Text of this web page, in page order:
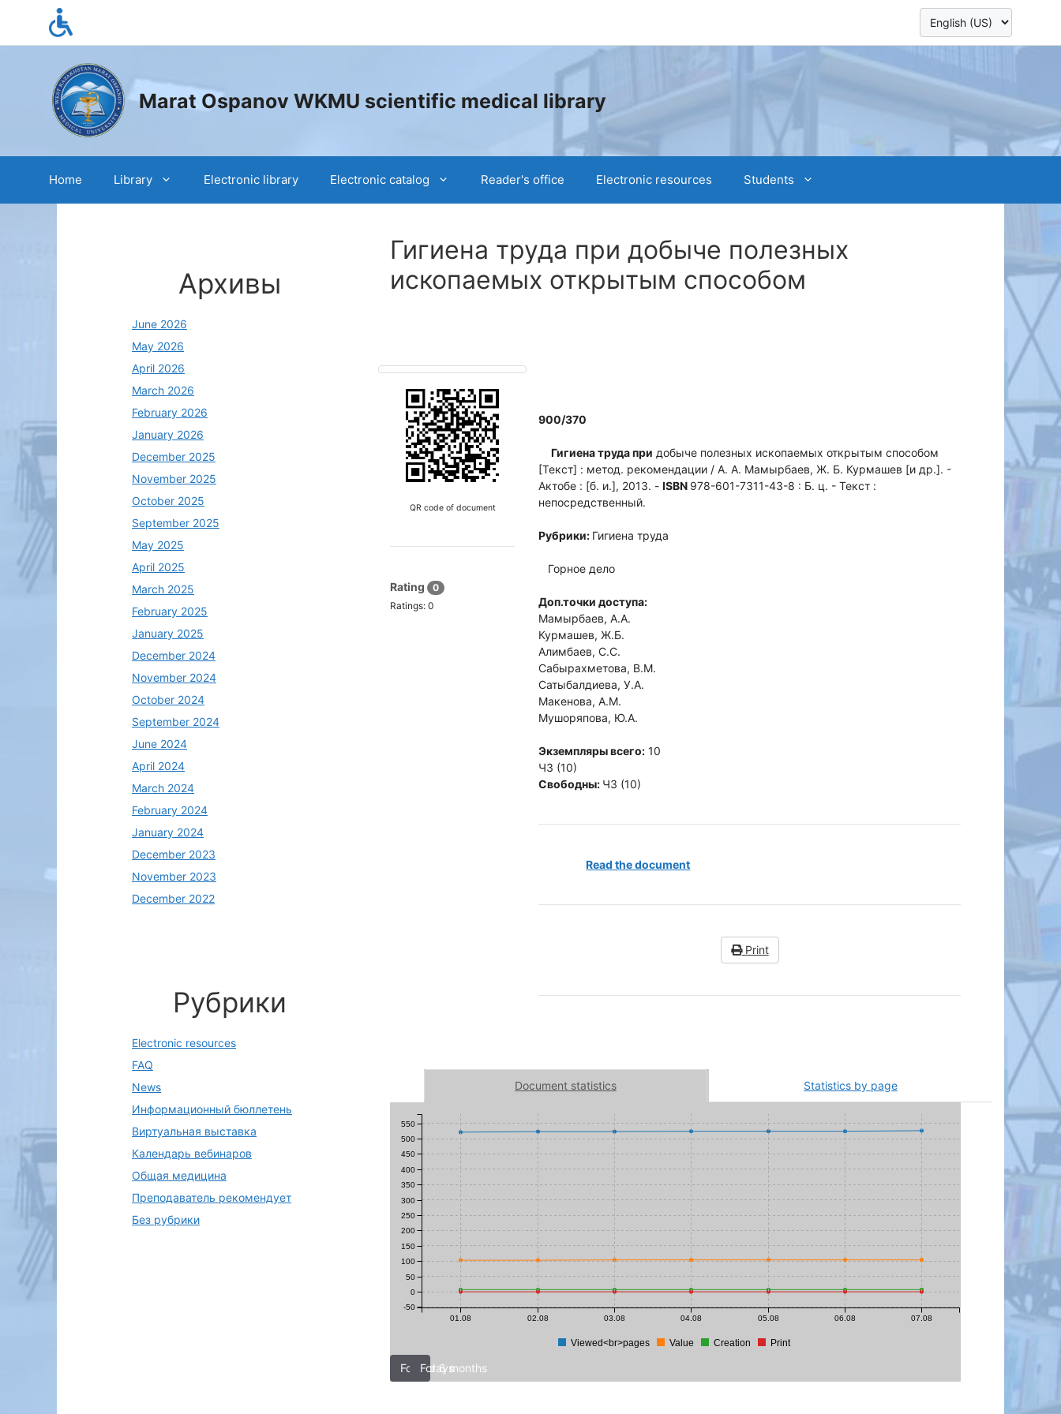
Marat Ospanov WKMU scientific medical library
Home Library Electronic library Electronic catalog Reader's office Electronic resources Students
Гигиена труда при добыче полезных
ископаемых открытым способом
QR code of document
Rating
0
Ratings: 0
900/370
Гигиена труда при добыче полезных ископаемых открытым способом
[Текст] : метод. рекомендации / А. А. Мамырбаев, Ж. Б. Курмашев [и др.]. -
Актобе : [б. и.], 2013. -ISBN 978-601-7311-43-8 : Б. ц. - Текст :
непосредственный.
Рубрики: Гигиена труда
Горное дело
Доп.точки доступа:
Мамырбаев, А.А.
Курмашев, Ж.Б.
Алимбаев, С.С.
Сабырахметова, В.М.
Сатыбалдиева, У.А.
Макенова, А.М.
Мушоряпова, Ю.А.
Экземпляры всего: 10
ЧЗ (10)
Свободны: ЧЗ (10)
Read the document
Print
Document statistics Statistics by page
01.08 02.08 03.08 04.08 05.08 06.08 07.08
-50
0
50
100
150
200
250
300
350
400
450
500
550
Viewed<br>pages Value Creation Print
For 7 days
For 6 months
Архивы
June 2026
May 2026
April 2026
March 2026
February 2026
January 2026
December 2025
November 2025
October 2025
September 2025
May 2025
April 2025
March 2025
February 2025
January 2025
December 2024
November 2024
October 2024
September 2024
June 2024
April 2024
March 2024
February 2024
January 2024
December 2023
November 2023
December 2022
Рубрики
Electronic resources
FAQ
News
Информационный бюллетень
Виртуальная выставка
Календарь вебинаров
Общая медицина
Преподаватель рекомендует
Без рубрики